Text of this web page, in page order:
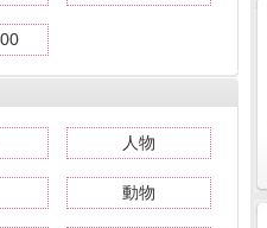
人物
動物